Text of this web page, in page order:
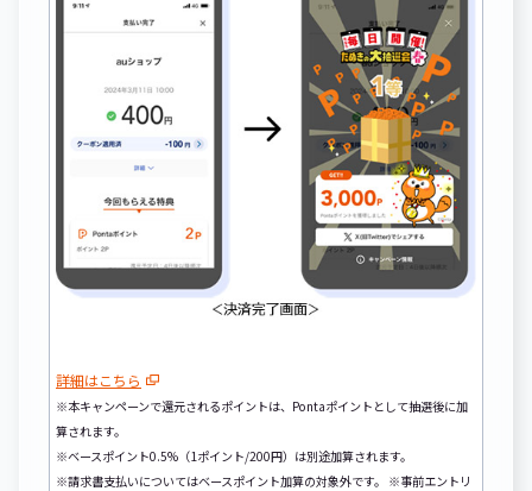
詳細はこちら
※本キャンペーンで還元されるポイントは、Pontaポイントとして抽選後に加
算されます。
※ベースポイント0.5%（1ポイント/200円）は別途加算されます。
※請求書支払いについてはベースポイント加算の対象外です。 ※事前エントリ